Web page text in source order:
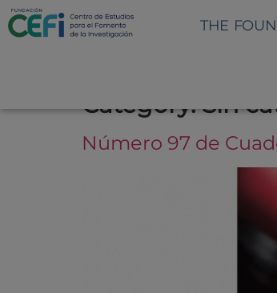
THE
Category:Sin
Número 97 de